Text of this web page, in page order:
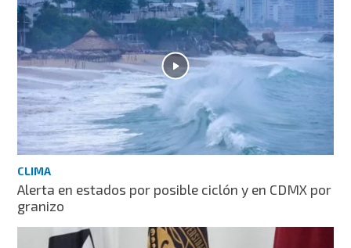
CLIMA
Alerta en estados por posible ciclón y en CDMX por
granizo